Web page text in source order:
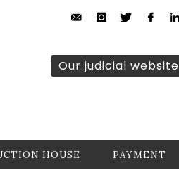
Our judicial website
HOUSE PAYMENT